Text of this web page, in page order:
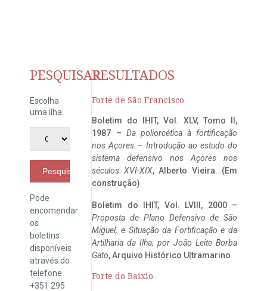
PESQUISAR
Escolha
uma ilha:
Pesquisar
Pode
encomendar
os
boletins
disponíveis
através do
telefone
+351 295
RESULTADOS
Forte de São Francisco
Boletim do IHIT, Vol. XLV, Tomo II,
1987 – Da poliorcética à fortificação
nos Açores – Introdução ao estudo do
sistema defensivo nos Açores nos
séculos XVI-XIX, Alberto Vieira. (Em
construção)
Boletim do IHIT, Vol. LVIII, 2000 –
Proposta de Plano Defensivo de São
Miguel, e Situação da Fortificação e da
Artilharia da Ilha, por João Leite Borba
Gato, Arquivo Histórico Ultramarino
Forte do Baixio